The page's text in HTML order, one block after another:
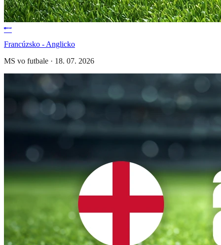
Francúzsko - Anglicko
MS vo futbale · 18. 07. 2026